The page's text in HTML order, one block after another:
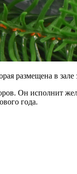
размещена в
Он исполнит
года.